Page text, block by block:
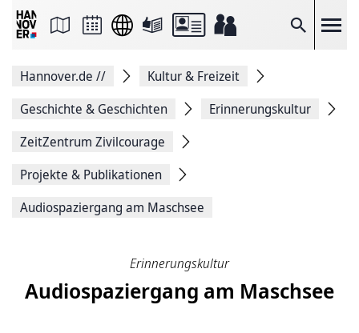
Suche
Seite
Facebook
teilen
Seitenlink
Seite
Hannover.de //
Kultur & Freizeit
Geschichte & Geschichten
Erinnerungskultur
ZeitZentrum Zivilcourage
Projekte & Publikationen
Audiospaziergang am Maschsee
Erinnerungskultur
Audiospaziergang am Maschsee